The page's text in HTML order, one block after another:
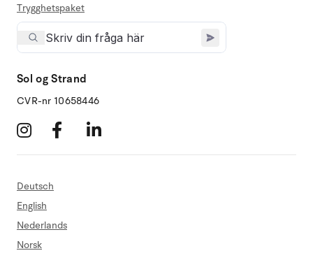
Trygghetspaket
Sol og Strand
CVR-nr 10658446
Deutsch
English
Nederlands
Norsk